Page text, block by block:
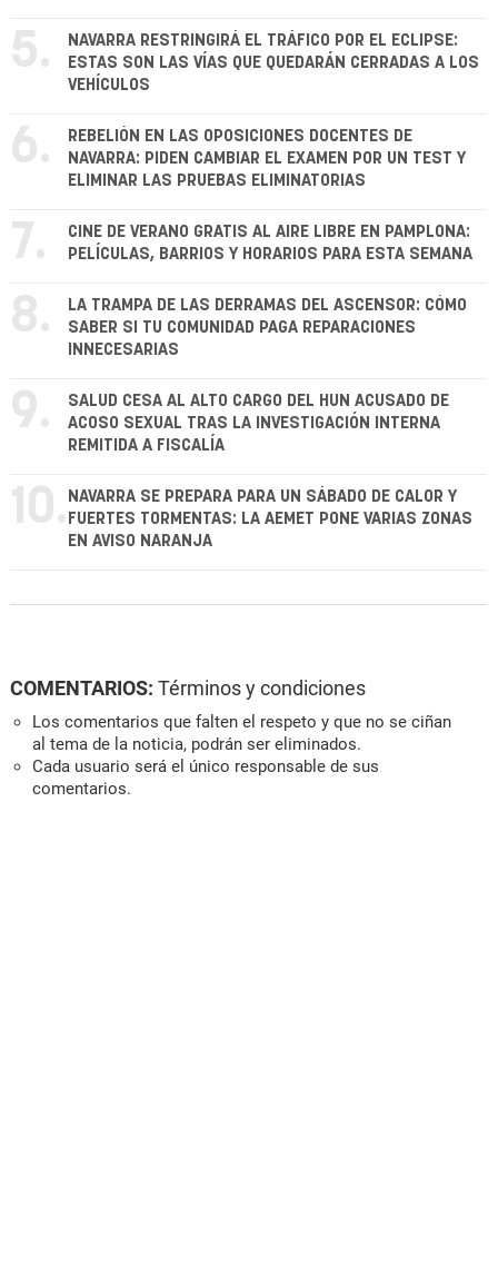
5.
NAVARRA RESTRINGIRÁ EL TRÁFICO POR EL ECLIPSE:
ESTAS SON LAS VÍAS QUE QUEDARÁN CERRADAS A LOS
VEHÍCULOS
6.
REBELIÓN EN LAS OPOSICIONES DOCENTES DE
NAVARRA: PIDEN CAMBIAR EL EXAMEN POR UN TEST Y
ELIMINAR LAS PRUEBAS ELIMINATORIAS
7.
CINE DE VERANO GRATIS AL AIRE LIBRE EN PAMPLONA:
PELÍCULAS, BARRIOS Y HORARIOS PARA ESTA SEMANA
8.
LA TRAMPA DE LAS DERRAMAS DEL ASCENSOR: CÓMO
SABER SI TU COMUNIDAD PAGA REPARACIONES
INNECESARIAS
9.
SALUD CESA AL ALTO CARGO DEL HUN ACUSADO DE
ACOSO SEXUAL TRAS LA INVESTIGACIÓN INTERNA
REMITIDA A FISCALÍA
10. NAVARRA SE PREPARA PARA UN SÁBADO DE CALOR Y
FUERTES TORMENTAS: LA AEMET PONE VARIAS ZONAS
EN AVISO NARANJA
COMENTARIOS: Términos y condiciones
Los comentarios que falten el respeto y que no se ciñan
al tema de la noticia, podrán ser eliminados.
Cada usuario será el único responsable de sus
comentarios.